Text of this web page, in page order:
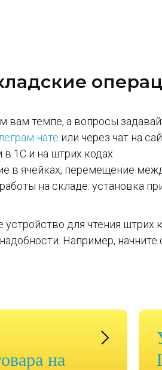
вам темпе, а вопросы
чате или через чат на
1С и на штрих кодах
в ячейках, перемещение
на складе: установка
для чтения штрих
Например, начните
на